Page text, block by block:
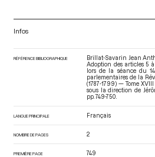
Infos
RÉFÉRENCE BIBLIOGRAPHIQUE
Brillat-Savarin Jean
Adoption des articles 5
lors de la séance du
parlementaires de la
(1787-1799) — Tome
sous la direction de
pp. 749-750.
LANGUE PRINCIPALE Français
NOMBRE DE PAGES 2
PREMIÈRE PAGE 749